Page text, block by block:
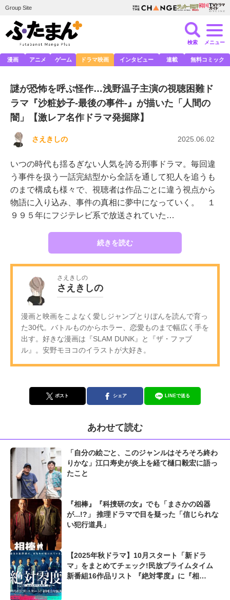
Group Site
検索 メニュー
漫画 アニメ ゲーム ドラマ映画 インタビュー 連載 無料コミック
謎が恐怖を呼ぶ怪作…浅野温子主演の視聴困難ド
ラマ『沙粧妙子-最後の事件-』が描いた「人間の
闇」【激レア名作ドラマ発掘隊】
さえきしの 2025.06.02
いつの時代も揺るぎない人気を誇る刑事ドラマ。毎回違
う事件を扱う一話完結型から全話を通して犯人を追うも
のまで構成も様々で、視聴者は作品ごとに違う視点から
物語に入り込み、事件の真相に夢中になっていく。 １
９９５年にフジテレビ系で放送されていた…
続きを読む
さえきしの
さえきしの
漫画と映画をこよなく愛しジャンプとりぼんを読んで育っ
た30代。バトルものからホラー、恋愛ものまで幅広く手を
出す。好きな漫画は『SLAM DUNK』と『ザ・ファブ
ル』。安野モヨコのイラストが大好き。
ポスト シェア LINEで送る
あわせて読む
「自分の絵ごと、このジャンルはそろそろ終わ
りかな」江口寿史が炎上を経て樋口毅宏に語っ
たこと
『相棒』『科捜研の女』でも「まさかの凶器
が...!?」 推理ドラマで目を疑った「信じられな
い犯行道具」
【2025年秋ドラマ】10月スタート「新ドラ
マ」をまとめてチェック!民放プライムタイム
新番組16作品リスト 『絶対零度』に『相